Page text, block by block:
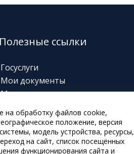
на обработку файлов cookie,
положение, версия
модель устройства, ресурсы,
на сайт, список посещённых
функционирования сайта и
Полезные ссылки
Госуслуги
Мои документы
Министерство соц.
Забайкальский призыв
Техническаяссылка
Информирование